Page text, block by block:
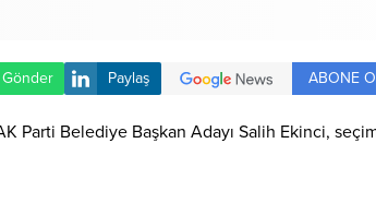
Gönder Paylaş ABONE
Parti Belediye Başkan Adayı Salih Ekinci,